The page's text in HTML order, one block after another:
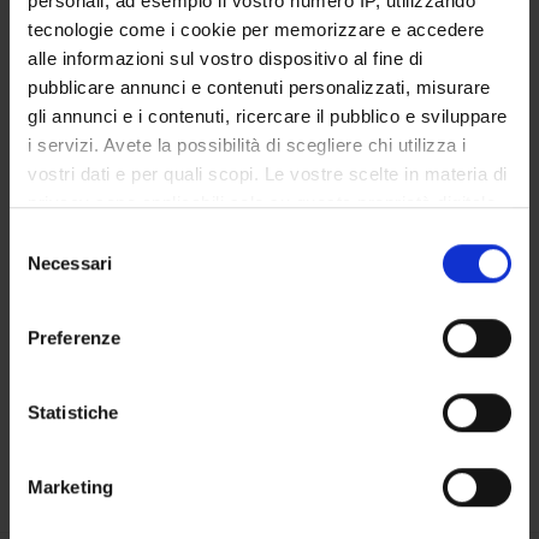
tecnologie come i cookie per memorizzare e accedere
alle informazioni sul vostro dispositivo al fine di
pubblicare annunci e contenuti personalizzati, misurare
gli annunci e i contenuti, ricercare il pubblico e sviluppare
i servizi. Avete la possibilità di scegliere chi utilizza i
vostri dati e per quali scopi. Le vostre scelte in materia di
privacy sono applicabili solo su questa proprietà digitale
modificare o revocare il proprio consenso in qualsiasi
momento dalla Dichiarazione sui cookie o facendo clic
raccogliere informazioni sulla tua posizione
geografica, con un'approssimazione di qualche
Identificare il tuo dispositivo, scansionandolo
delNecessari
Preferenze
Statistiche
Marketing
Docenti
Documenti
OFFERTA FORMATIVA
CORSI DI STUDIO